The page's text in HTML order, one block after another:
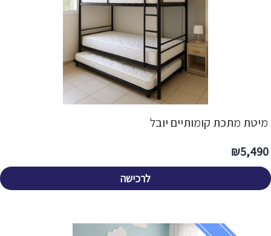
מיטת מתכת קומותיים יובל
5,490
₪
לרכישה